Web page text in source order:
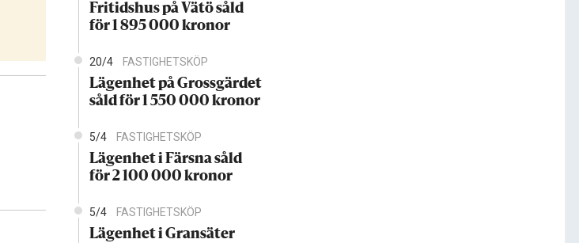
Fritidshus på Vätö såld
för 1 895 000 kronor
20/4 FASTIGHETSKÖP
Lägenhet på Grossgärdet
såld för 1 550 000 kronor
5/4 FASTIGHETSKÖP
Lägenhet i Färsna såld
för 2 100 000 kronor
5/4 FASTIGHETSKÖP
Lägenhet i Gransäter